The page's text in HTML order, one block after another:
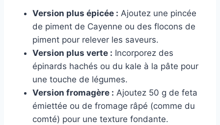
Version plus épicée : Ajoutez une pincée
de piment de Cayenne ou des flocons de
piment pour relever les saveurs.
Version plus verte : Incorporez des
épinards hachés ou du kale à la pâte pour
une touche de légumes.
Version fromagère : Ajoutez 50 g de feta
émiettée ou de fromage râpé (comme du
comté) pour une texture fondante.